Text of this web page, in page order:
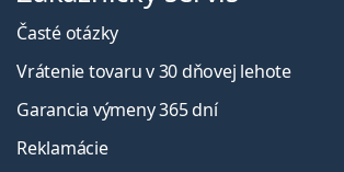
Časté otázky
Vrátenie tovaru v 30 dňovej lehote
Garancia výmeny 365 dní
Reklamácie